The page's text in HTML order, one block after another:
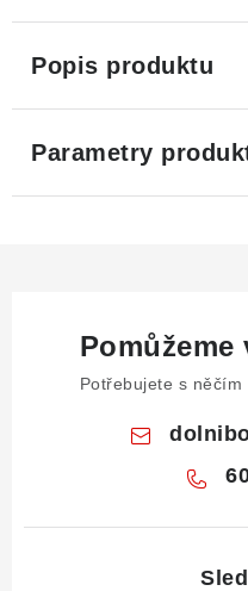
Popis produktu
Parametry
Pomůžeme
Potřebujete s